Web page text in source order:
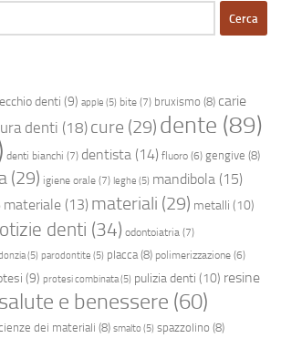
denti (9) apple (5) bite (7) bruxismo (8) carie
denti (18) cure (29) dente (89)
denti bianchi (7) dentista (14) fluoro (6) gengive (8)
(29) igiene orale (7) leghe (5) mandibola (15)
materiale (13) materiali (29) metalli (10)
denti (34) odontoiatria (7)
(5) parodontite (5) placca(8) polimerizzazione (6)
(9) protesi combinata(5) pulizia denti (10) resine
salute e benessere (60)
dei materiali (8) smalto(5) spazzolino (8)